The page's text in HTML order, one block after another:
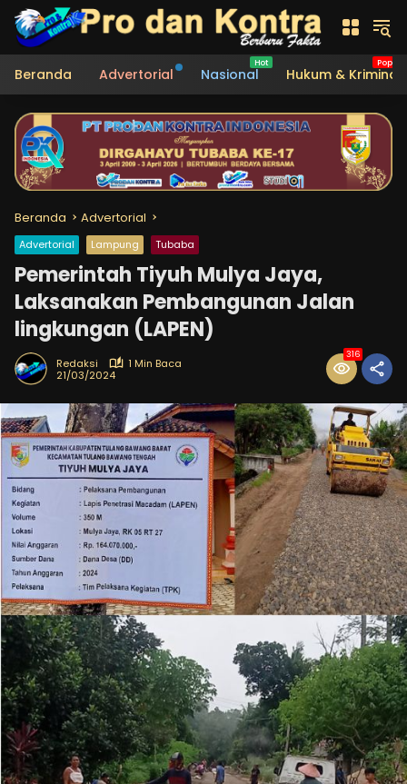
Langsung
konten
Beranda
Advertorial Nasional Hukum & Kriminal
Beranda Advertorial
Advertorial Lampung Tubaba
Pemerintah Tiyuh Mulya Jaya,
Laksanakan Pembangunan Jalan
lingkungan (LAPEN)
Redaksi
1 Min Baca
21/03/2024
316